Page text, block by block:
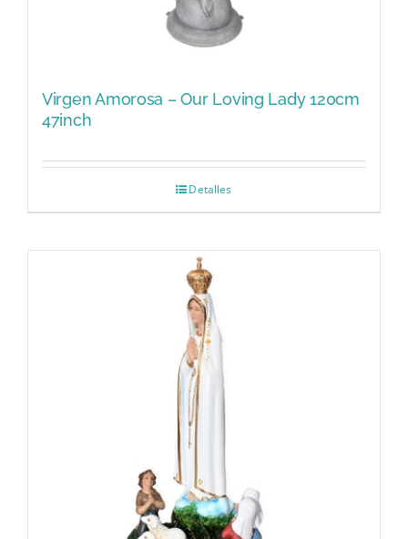
Virgen Amorosa – Our Loving Lady 120cm
47inch
Detalles